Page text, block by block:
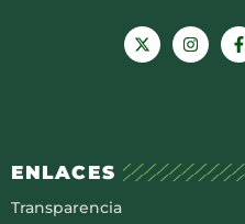
ENLACES
Transparencia